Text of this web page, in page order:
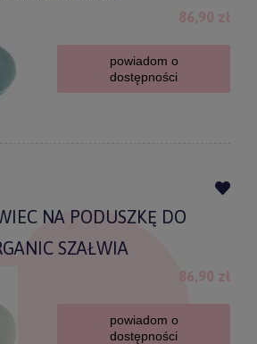
86,90 zł
powiadom o
dostępności
NA PODUSZKĘ DO
SZAŁWIA
86,90 zł
powiadom o
dostępności